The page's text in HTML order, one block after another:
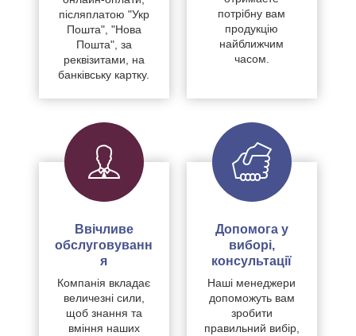
післяплатою "Укр
Пошта", "Нова
Пошта", за
реквізитами, на
банківську картку.
потрібну вам
продукцію
найближчим
часом.
Ввічливе
обслуговуванн
я
Компанія вкладає
величезні сили,
щоб знання та
вміння наших
Допомога у
виборі,
консультації
Наші менеджери
допоможуть вам
зробити
правильний вибір,